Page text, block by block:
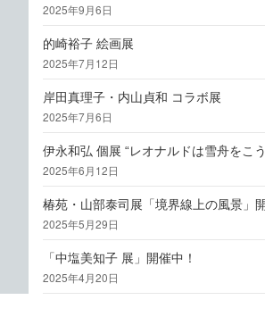
2025年9月6日
的崎裕子 絵画展
2025年7月12日
岸田真理子・内山貞和 コラボ展
2025年7月6日
伊永和弘 個展 “レオナルドは雪舟をこ
2025年6月12日
椿苑・山部泰司展「境界線上の風景」
2025年5月29日
「中塩美知子 展」開催中！
2025年4月20日